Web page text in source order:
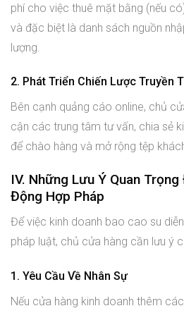
phí cho việc thuê mặt bằng (nếu
và đặc biệt là danh sách nguồn
lượng.
2. Phát Triển Chiến Lược Truyền
Bên cạnh quảng cáo online, chủ
cận các trung tâm tư vấn, chia sẻ
để chào hàng và mở rộng tệp
IV. Những Lưu Ý Quan
Động Hợp Pháp
Để việc kinh doanh bao cao su
pháp luật, chủ cửa hàng cần lưu ý
1. Yêu Cầu Về Nhân Sự
Nếu cửa hàng kinh doanh thêm